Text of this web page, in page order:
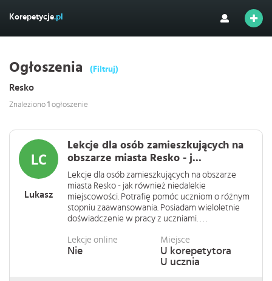
Korepetycje.pl
Ogłoszenia (Filtruj)
Resko
Znaleziono 1 ogłoszenie
Lukasz
Lekcje dla osób zamieszkujących na
obszarze miasta Resko - j...
Lekcje dla osób zamieszkujących na obszarze
miasta Resko - jak również niedalekie
miejscowości. Potrafię pomóc uczniom o różnym
stopniu zaawansowania. Posiadam wieloletnie
doświadczenie w pracy z uczniami. . . .
Lekcje online
Nie
Miejsce
U korepetytora
U ucznia